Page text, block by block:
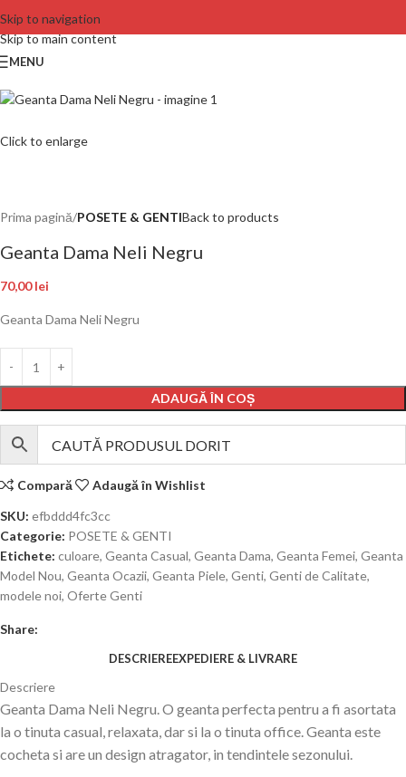
Skip to navigation
Skip to main content
MENU
Click to enlarge
Prima pagină POSETE & GENTIBack to products
Geanta Dama Neli Negru
70,00lei
Geanta Dama Neli Negru
ADAUGĂ ÎN COȘ
Compară
Adaugă în Wishlist
SKU: efbddd4fc3cc
Categorie: POSETE & GENTI
Etichete: culoare, Geanta Casual, Geanta Dama, Geanta Femei, Geanta
Model Nou, Geanta Ocazii, Geanta Piele, Genti, Genti de Calitate,
modele noi, Oferte Genti
Share:
DESCRIEREEXPEDIERE & LIVRARE
Descriere
Geanta Dama Neli Negru. O geanta perfecta pentru a fi asortata
la o tinuta casual, relaxata, dar si la o tinuta office. Geanta este
cocheta si are un design atragator, in tendintele sezonului.